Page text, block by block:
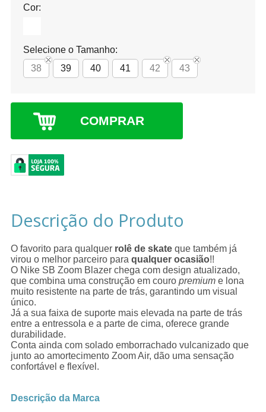
Cor:
Selecione o Tamanho:
38
39 40 41 42 43
COMPRAR
Descrição do Produto
O favorito para qualquer rolê de skateque também j
virou o melhor parceiro para qualquer ocasião!!
O Nike SB Zoom Blazer chega com design atualizado,
que combina uma construção em couro premium e lona
muito resistente na parte de trás, garantindo um visual
único.
Já a sua faixa de suporte mais elevada na parte de trás
entre a entressola e a parte de cima, oferece grande
durabilidade.
Conta ainda com solado emborrachado vulcanizado que
junto ao amortecimento Zoom Air, dão uma sensação
confortável e flexível.
Descrição da Marca